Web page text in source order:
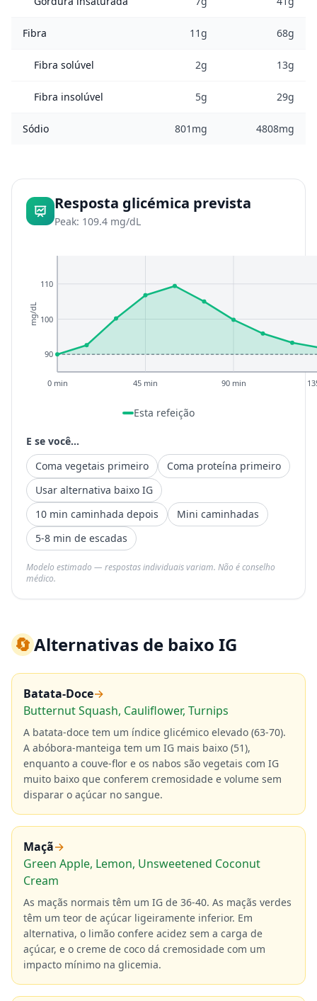
Fibra 11g 68g
Fibra solúvel 2g 13g
Fibra insolúvel 5g 29g
Sódio 801mg 4808mg
Resposta glicémica prevista
Peak: 109.4 mg/dL
90
100
110
0 min 45 min 90 min
mg/dL
Esta refeição
E se você...
Coma vegetais primeiro
Coma proteína primeiro
Usar alternativa baixo IG
10 min caminhada depois
Mini caminhadas
5-8 min de escadas
Modelo estimado — respostas individuais variam. Não é conselho
médico.
🔄Alternativas de baixo IG
Batata-Doce→
Butternut Squash, Cauliflower, Turnips
A batata-doce tem um índice glicémico elevado (63-70).
A abóbora-manteiga tem um IG mais baixo (51),
enquanto a couve-flor e os nabos são vegetais com IG
muito baixo que conferem cremosidade e volume sem
disparar o açúcar no sangue.
Maçã→
Green Apple, Lemon, Unsweetened Coconut
Cream
As maçãs normais têm um IG de 36-40. As maçãs verdes
têm um teor de açúcar ligeiramente inferior. Em
alternativa, o limão confere acidez sem a carga de
açúcar, e o creme de coco dá cremosidade com um
impacto mínimo na glicemia.